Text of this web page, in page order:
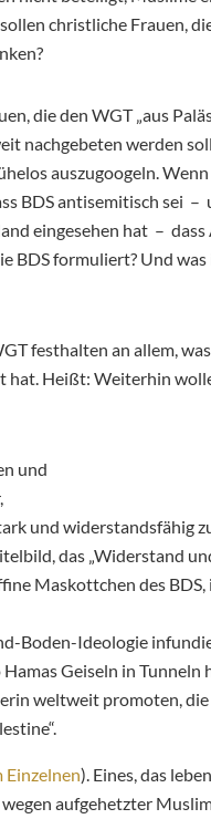
christliche Frauen,
die den WGT „aus
nachgebeten werden
auszugoogeln.
BDS antisemitisch sei –
eingesehen hat –
BDS formuliert? Und
festhalten an allem,
hat. Heißt: Weiterhin
und
und widerstandsfähig zu
das „Widerstand
Maskottchen des
Boden-Ideologie
Geiseln in Tunneln
weltweit promoten,
Einzelnen). Eines, das
aufgehetzter